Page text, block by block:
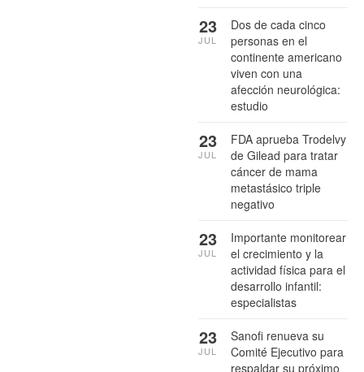
Dos de cada cinco
personas en el
continente americano
viven con una
afección neurológica:
estudio
23
JUL
FDA aprueba Trodelvy
de Gilead para tratar
cáncer de mama
metastásico triple
negativo
23
JUL
Importante monitorear
el crecimiento y la
actividad física para el
desarrollo infantil:
especialistas
23
JUL
Sanofi renueva su
Comité Ejecutivo para
respaldar su próximo
23
JUL